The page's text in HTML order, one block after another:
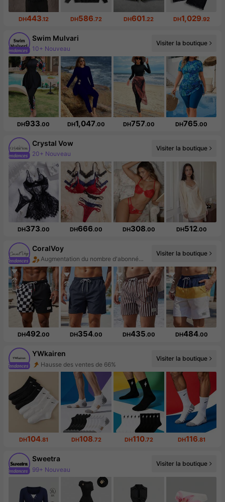
DH443.12 DH586.72 DH601.22 DH1,029.92
Swim Mulvari
92K abonné(e)(s)
Visiter la boutique
DH933.00 DH1,047.00 DH757.00 DH765.00
Crystal Vow
20+ Nouveau
Visiter la boutique
DH373.00 DH666.00 DH308.00 DH512.00
CoralVoy
Augmentation du nombre d'abonnés : 344 %
Visiter la boutique
DH492.00 DH354.00 DH435.00 DH484.00
YWkairen
Hausse des ventes de 66%
Augmentation du nombre d'abonnés : 920 %
Visiter la boutique
DH104.81 DH108.72 DH110.72 DH116.81
Sweetra
99+ Nouveau
1.5M abonné(e)(s)
Visiter la boutique